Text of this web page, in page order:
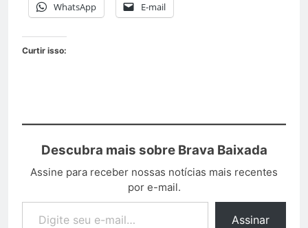
WhatsApp E-mail
Curtir isso:
Descubra mais sobre Brava Baixada
Assine para receber nossas notícias mais recentes
por e-mail.
Assinar